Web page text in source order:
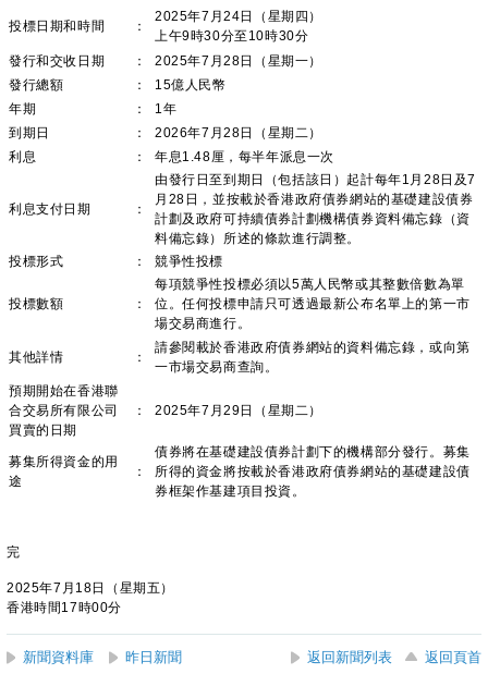
投標日期和時間 ：
2025年7月24日（星期四）
上午9時30分至10時30分
發行和交收日期
：
2025年7月28日（星期一）
發行總額
：
15億人民幣
年期
：
1年
到期日
：
2026年7月28日（星期二）
利息
： 年息1.48厘，每半年派息一次
利息支付日期 ：
由發行日至到期日（包括該日）起計每年1月28日及7
月28日，並按載於香港政府債券網站的基礎建設債券
計劃及政府可持續債券計劃機構債券資料備忘錄（資
料備忘錄）所述的條款進行調整。
投標形式
： 競爭性投標
投標數額 ：
每項競爭性投標必須以5萬人民幣或其整數倍數為單
位。任何投標申請只可透過最新公布名單上的第一市
場交易商進行。
其他詳情 ：
請參閱載於香港政府債券網站的資料備忘錄，或向第
一市場交易商查詢。
預期開始在香港聯
合交易所有限公司
買賣的日期
： 2025年7月29日（星期二）
募集所得資金的用
途
：
債券將在基礎建設債券計劃下的機構部分發行。募集
所得的資金將按載於香港政府債券網站的基礎建設債
券框架作基建項目投資。
完
2025年7月18日（星期五）
香港時間17時00分
新聞資料庫 昨日新聞 返回新聞列表 返回頁首